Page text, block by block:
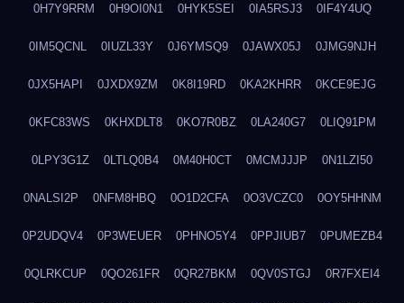
0H7Y9RRM 0H9OI0N1 0HYK5SEI 0IA5RSJ3 0IF4Y4UQ
0IM5QCNL 0IUZL33Y 0J6YMSQ9 0JAWX05J 0JMG9NJH
0JX5HAPI 0JXDX9ZM 0K8I19RD 0KA2KHRR 0KCE9EJG
0KFC83WS 0KHXDLT8 0KO7R0BZ 0LA240G7 0LIQ91PM
0LPY3G1Z 0LTLQ0B4 0M40H0CT 0MCMJJJP 0N1LZI50
0NALSI2P 0NFM8HBQ 0O1D2CFA 0O3VCZC0 0OY5HHNM
0P2UDQV4 0P3WEUER 0PHNO5Y4 0PPJIUB7 0PUMEZB4
0QLRKCUP 0QO261FR 0QR27BKM 0QV0STGJ 0R7FXEI4